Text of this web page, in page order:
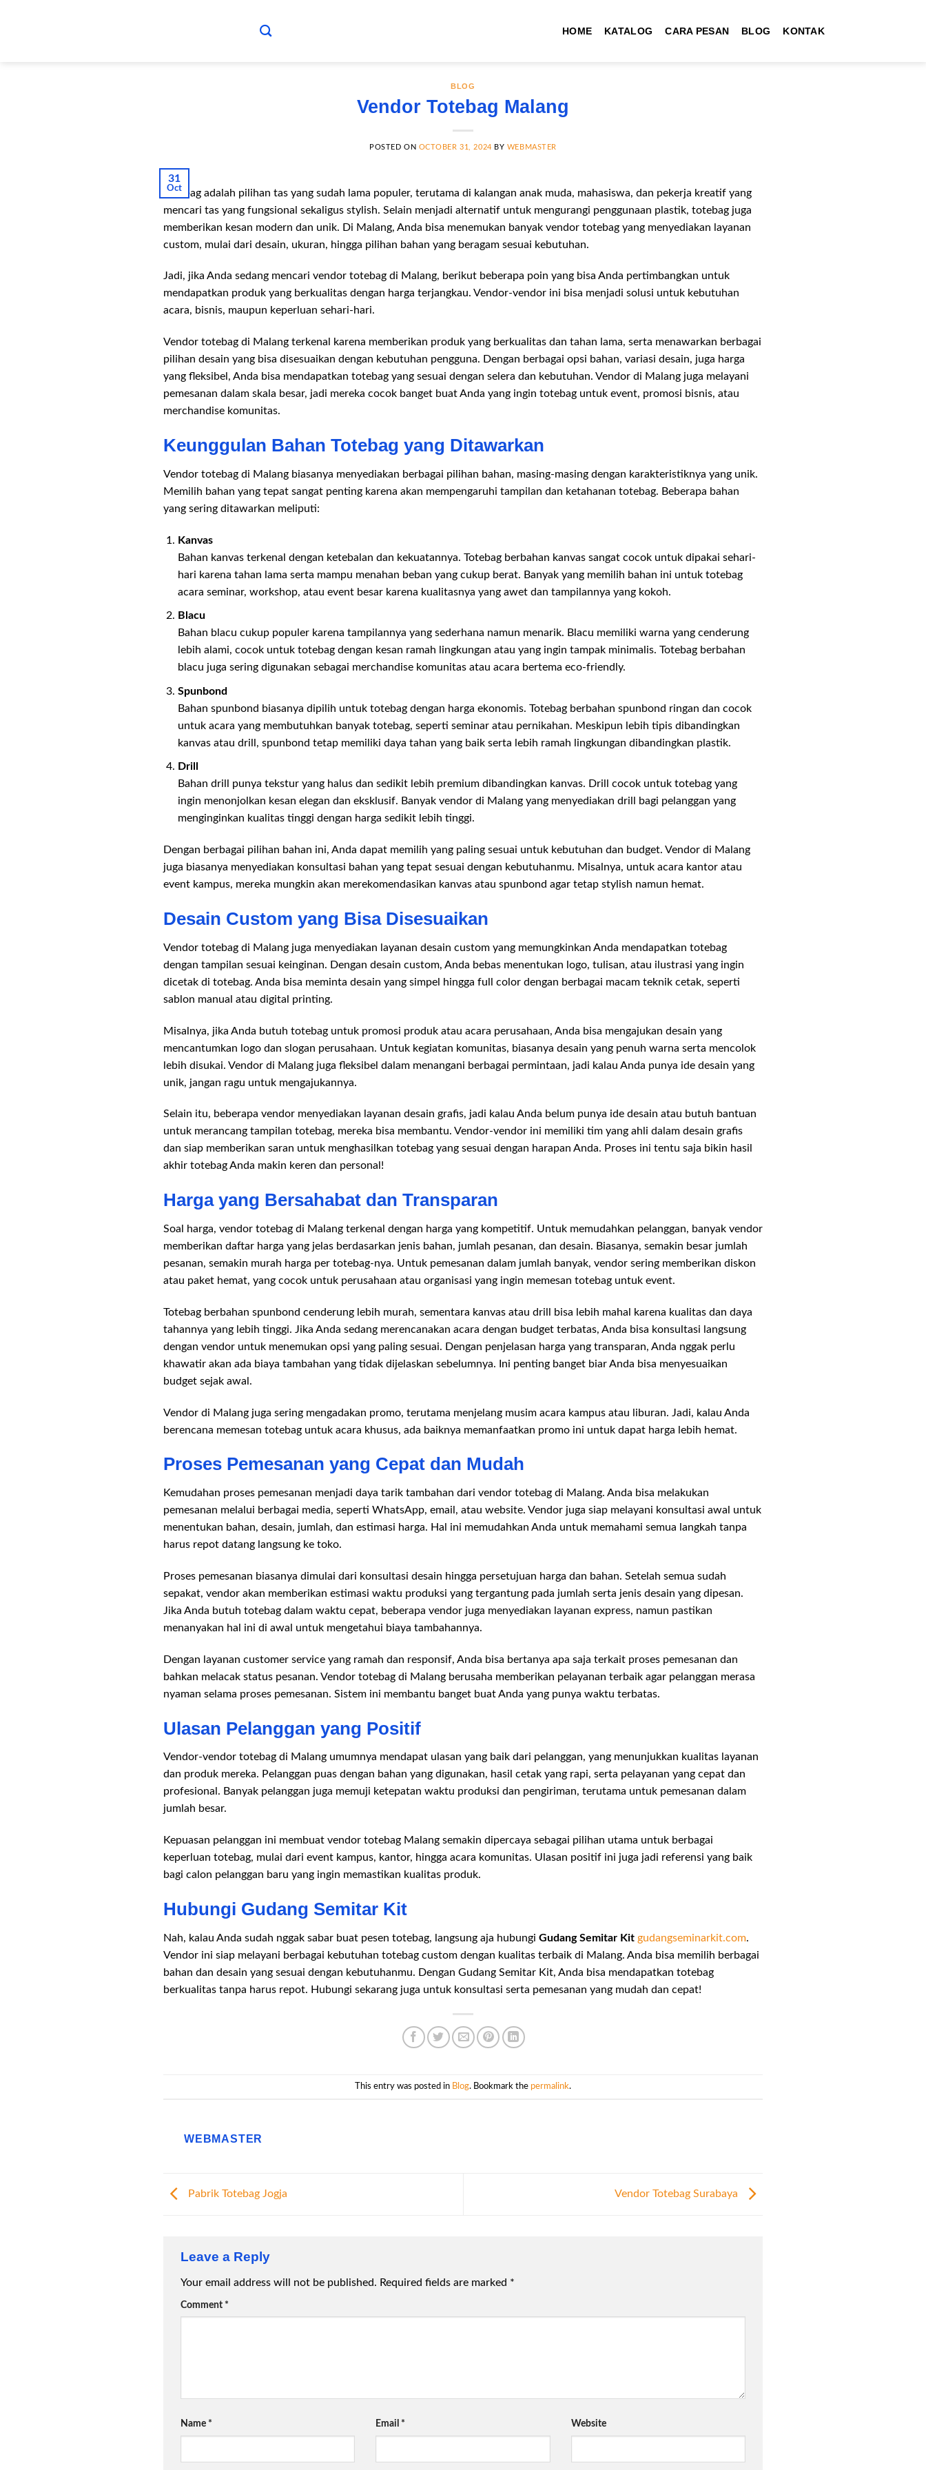
HOME KATALOG CARA PESAN BLOG KONTAK
BLOG
Vendor Totebag Malang
POSTED ON OCTOBER 31, 2024 BY WEBMASTER
31
Oct
Totebag adalah pilihan tas yang sudah lama populer, terutama di kalangan anak muda, mahasiswa, dan pekerja kreatif yang
mencari tas yang fungsional sekaligus stylish. Selain menjadi alternatif untuk mengurangi penggunaan plastik, totebag juga
memberikan kesan modern dan unik. Di Malang, Anda bisa menemukan banyak vendor totebag yang menyediakan layanan
custom, mulai dari desain, ukuran, hingga pilihan bahan yang beragam sesuai kebutuhan.
Jadi, jika Anda sedang mencari vendor totebag di Malang, berikut beberapa poin yang bisa Anda pertimbangkan untuk
mendapatkan produk yang berkualitas dengan harga terjangkau. Vendor-vendor ini bisa menjadi solusi untuk kebutuhan
acara, bisnis, maupun keperluan sehari-hari.
Vendor totebag di Malang terkenal karena memberikan produk yang berkualitas dan tahan lama, serta menawarkan berbagai
pilihan desain yang bisa disesuaikan dengan kebutuhan pengguna. Dengan berbagai opsi bahan, variasi desain, juga harga
yang fleksibel, Anda bisa mendapatkan totebag yang sesuai dengan selera dan kebutuhan. Vendor di Malang juga melayani
pemesanan dalam skala besar, jadi mereka cocok banget buat Anda yang ingin totebag untuk event, promosi bisnis, atau
merchandise komunitas.
Keunggulan Bahan Totebag yang Ditawarkan
Vendor totebag di Malang biasanya menyediakan berbagai pilihan bahan, masing-masing dengan karakteristiknya yang unik.
Memilih bahan yang tepat sangat penting karena akan mempengaruhi tampilan dan ketahanan totebag. Beberapa bahan
yang sering ditawarkan meliputi:
Kanvas
Bahan kanvas terkenal dengan ketebalan dan kekuatannya. Totebag berbahan kanvas sangat cocok untuk dipakai sehari-
hari karena tahan lama serta mampu menahan beban yang cukup berat. Banyak yang memilih bahan ini untuk totebag
acara seminar, workshop, atau event besar karena kualitasnya yang awet dan tampilannya yang kokoh.
Blacu
Bahan blacu cukup populer karena tampilannya yang sederhana namun menarik. Blacu memiliki warna yang cenderung
lebih alami, cocok untuk totebag dengan kesan ramah lingkungan atau yang ingin tampak minimalis. Totebag berbahan
blacu juga sering digunakan sebagai merchandise komunitas atau acara bertema eco-friendly.
Spunbond
Bahan spunbond biasanya dipilih untuk totebag dengan harga ekonomis. Totebag berbahan spunbond ringan dan cocok
untuk acara yang membutuhkan banyak totebag, seperti seminar atau pernikahan. Meskipun lebih tipis dibandingkan
kanvas atau drill, spunbond tetap memiliki daya tahan yang baik serta lebih ramah lingkungan dibandingkan plastik.
Drill
Bahan drill punya tekstur yang halus dan sedikit lebih premium dibandingkan kanvas. Drill cocok untuk totebag yang
ingin menonjolkan kesan elegan dan eksklusif. Banyak vendor di Malang yang menyediakan drill bagi pelanggan yang
menginginkan kualitas tinggi dengan harga sedikit lebih tinggi.
Dengan berbagai pilihan bahan ini, Anda dapat memilih yang paling sesuai untuk kebutuhan dan budget. Vendor di Malang
juga biasanya menyediakan konsultasi bahan yang tepat sesuai dengan kebutuhanmu. Misalnya, untuk acara kantor atau
event kampus, mereka mungkin akan merekomendasikan kanvas atau spunbond agar tetap stylish namun hemat.
Desain Custom yang Bisa Disesuaikan
Vendor totebag di Malang juga menyediakan layanan desain custom yang memungkinkan Anda mendapatkan totebag
dengan tampilan sesuai keinginan. Dengan desain custom, Anda bebas menentukan logo, tulisan, atau ilustrasi yang ingin
dicetak di totebag. Anda bisa meminta desain yang simpel hingga full color dengan berbagai macam teknik cetak, seperti
sablon manual atau digital printing.
Misalnya, jika Anda butuh totebag untuk promosi produk atau acara perusahaan, Anda bisa mengajukan desain yang
mencantumkan logo dan slogan perusahaan. Untuk kegiatan komunitas, biasanya desain yang penuh warna serta mencolok
lebih disukai. Vendor di Malang juga fleksibel dalam menangani berbagai permintaan, jadi kalau Anda punya ide desain yang
unik, jangan ragu untuk mengajukannya.
Selain itu, beberapa vendor menyediakan layanan desain grafis, jadi kalau Anda belum punya ide desain atau butuh bantuan
untuk merancang tampilan totebag, mereka bisa membantu. Vendor-vendor ini memiliki tim yang ahli dalam desain grafis
dan siap memberikan saran untuk menghasilkan totebag yang sesuai dengan harapan Anda. Proses ini tentu saja bikin hasil
akhir totebag Anda makin keren dan personal!
Harga yang Bersahabat dan Transparan
Soal harga, vendor totebag di Malang terkenal dengan harga yang kompetitif. Untuk memudahkan pelanggan, banyak vendor
memberikan daftar harga yang jelas berdasarkan jenis bahan, jumlah pesanan, dan desain. Biasanya, semakin besar jumlah
pesanan, semakin murah harga per totebag-nya. Untuk pemesanan dalam jumlah banyak, vendor sering memberikan diskon
atau paket hemat, yang cocok untuk perusahaan atau organisasi yang ingin memesan totebag untuk event.
Totebag berbahan spunbond cenderung lebih murah, sementara kanvas atau drill bisa lebih mahal karena kualitas dan daya
tahannya yang lebih tinggi. Jika Anda sedang merencanakan acara dengan budget terbatas, Anda bisa konsultasi langsung
dengan vendor untuk menemukan opsi yang paling sesuai. Dengan penjelasan harga yang transparan, Anda nggak perlu
khawatir akan ada biaya tambahan yang tidak dijelaskan sebelumnya. Ini penting banget biar Anda bisa menyesuaikan
budget sejak awal.
Vendor di Malang juga sering mengadakan promo, terutama menjelang musim acara kampus atau liburan. Jadi, kalau Anda
berencana memesan totebag untuk acara khusus, ada baiknya memanfaatkan promo ini untuk dapat harga lebih hemat.
Proses Pemesanan yang Cepat dan Mudah
Kemudahan proses pemesanan menjadi daya tarik tambahan dari vendor totebag di Malang. Anda bisa melakukan
pemesanan melalui berbagai media, seperti WhatsApp, email, atau website. Vendor juga siap melayani konsultasi awal untuk
menentukan bahan, desain, jumlah, dan estimasi harga. Hal ini memudahkan Anda untuk memahami semua langkah tanpa
harus repot datang langsung ke toko.
Proses pemesanan biasanya dimulai dari konsultasi desain hingga persetujuan harga dan bahan. Setelah semua sudah
sepakat, vendor akan memberikan estimasi waktu produksi yang tergantung pada jumlah serta jenis desain yang dipesan.
Jika Anda butuh totebag dalam waktu cepat, beberapa vendor juga menyediakan layanan express, namun pastikan
menanyakan hal ini di awal untuk mengetahui biaya tambahannya.
Dengan layanan customer service yang ramah dan responsif, Anda bisa bertanya apa saja terkait proses pemesanan dan
bahkan melacak status pesanan. Vendor totebag di Malang berusaha memberikan pelayanan terbaik agar pelanggan merasa
nyaman selama proses pemesanan. Sistem ini membantu banget buat Anda yang punya waktu terbatas.
Ulasan Pelanggan yang Positif
Vendor-vendor totebag di Malang umumnya mendapat ulasan yang baik dari pelanggan, yang menunjukkan kualitas layanan
dan produk mereka. Pelanggan puas dengan bahan yang digunakan, hasil cetak yang rapi, serta pelayanan yang cepat dan
profesional. Banyak pelanggan juga memuji ketepatan waktu produksi dan pengiriman, terutama untuk pemesanan dalam
jumlah besar.
Kepuasan pelanggan ini membuat vendor totebag Malang semakin dipercaya sebagai pilihan utama untuk berbagai
keperluan totebag, mulai dari event kampus, kantor, hingga acara komunitas. Ulasan positif ini juga jadi referensi yang baik
bagi calon pelanggan baru yang ingin memastikan kualitas produk.
Hubungi Gudang Semitar Kit
Nah, kalau Anda sudah nggak sabar buat pesen totebag, langsung aja hubungi Gudang Semitar Kit gudangseminarkit.com.
Vendor ini siap melayani berbagai kebutuhan totebag custom dengan kualitas terbaik di Malang. Anda bisa memilih berbagai
bahan dan desain yang sesuai dengan kebutuhanmu. Dengan Gudang Semitar Kit, Anda bisa mendapatkan totebag
berkualitas tanpa harus repot. Hubungi sekarang juga untuk konsultasi serta pemesanan yang mudah dan cepat!
This entry was posted in Blog. Bookmark the permalink.
WEBMASTER
Pabrik Totebag Jogja Vendor Totebag Surabaya
Leave a Reply
Your email address will not be published. Required fields are marked *
Comment *
Name * Email * Website